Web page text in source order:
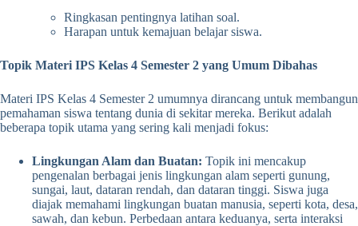
Ringkasan pentingnya latihan soal.
Harapan untuk kemajuan belajar siswa.
Topik Materi IPS Kelas 4 Semester 2 yang Umum Dibahas
Materi IPS Kelas 4 Semester 2 umumnya dirancang untuk membangun
pemahaman siswa tentang dunia di sekitar mereka. Berikut adalah
beberapa topik utama yang sering kali menjadi fokus:
Lingkungan Alam dan Buatan: Topik ini mencakup
pengenalan berbagai jenis lingkungan alam seperti gunung,
sungai, laut, dataran rendah, dan dataran tinggi. Siswa juga
diajak memahami lingkungan buatan manusia, seperti kota, desa,
sawah, dan kebun. Perbedaan antara keduanya, serta interaksi